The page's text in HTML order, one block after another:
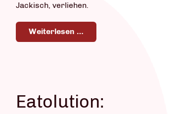
Jackisch, verliehen.
Weiterlesen …
Eatolution: